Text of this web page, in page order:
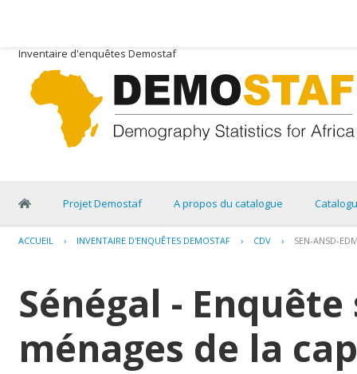
Inventaire d'enquêtes Demostaf
Projet Demostaf A propos du catalogue
ACCUEIL › INVENTAIRE D'ENQUÊTES DEMOSTAF › CDV › SEN-ANSD-
Sénégal -
ménages de la